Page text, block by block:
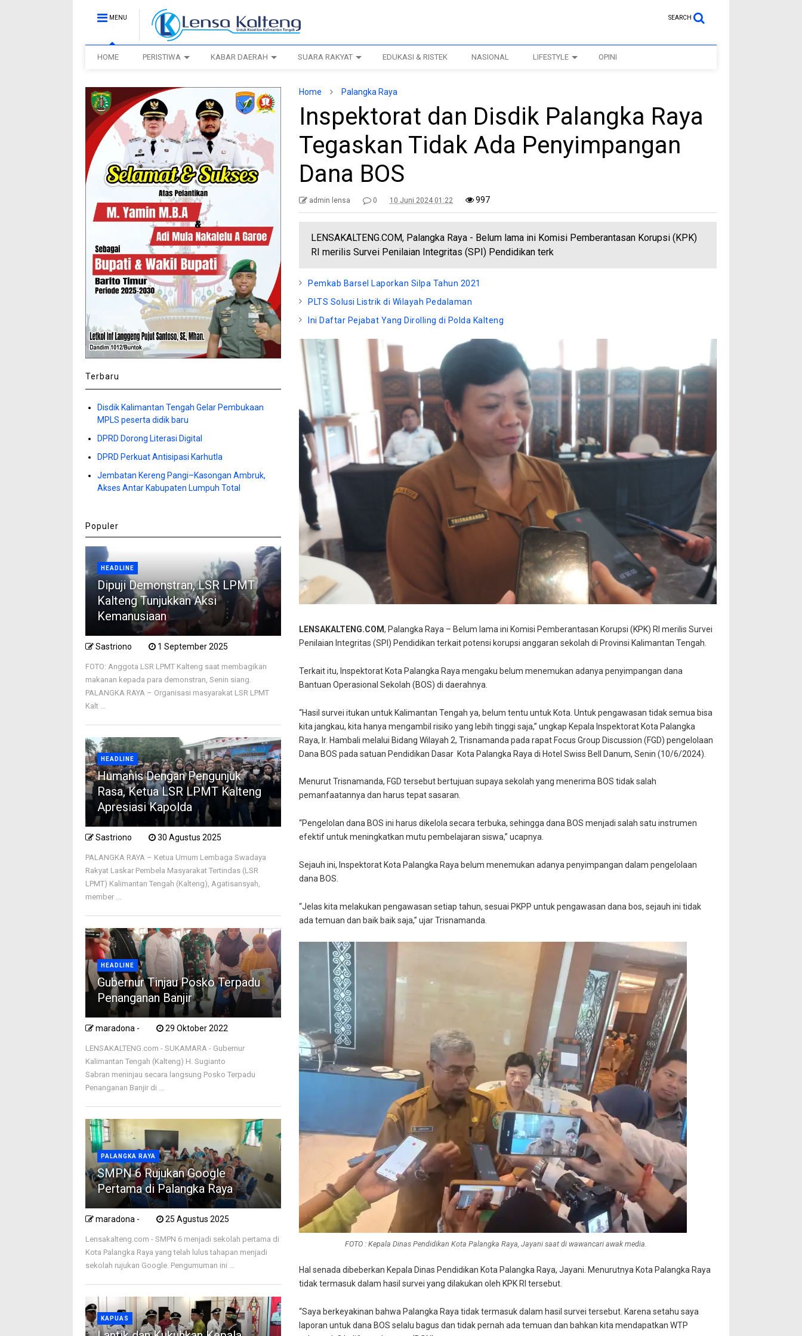
MENU SEARCH
HOME PERISTIWA KABAR DAERAH SUARA RAKYAT EDUKASI & RISTEK NASIONAL LIFESTYLE OPINI
Home Palangka Raya
Inspektorat dan Disdik Palangka Raya
Tegaskan Tidak Ada Penyimpangan
Dana BOS
admin lensa 0 10 Juni 2024 01:22 997
LENSAKALTENG.COM, Palangka Raya - Belum lama ini Komisi Pemberantasan Korupsi (KPK)
RI merilis Survei Penilaian Integritas (SPI) Pendidikan terk
Pemkab Barsel Laporkan Silpa Tahun 2021
PLTS Solusi Listrik di Wilayah Pedalaman
Ini Daftar Pejabat Yang Dirolling di Polda Kalteng
LENSAKALTENG.COM, Palangka Raya – Belum lama ini Komisi Pemberantasan Korupsi (KPK) RI merilis Survei
Penilaian Integritas (SPI) Pendidikan terkait potensi korupsi anggaran sekolah di Provinsi Kalimantan Tengah.
Terkait itu, Inspektorat Kota Palangka Raya mengaku belum menemukan adanya penyimpangan dana
Bantuan Operasional Sekolah (BOS) di daerahnya.
“Hasil survei itukan untuk Kalimantan Tengah ya, belum tentu untuk Kota. Untuk pengawasan tidak semua bisa
kita jangkau, kita hanya mengambil risiko yang lebih tinggi saja,” ungkap Kepala Inspektorat Kota Palangka
Raya, Ir. Hambali melalui Bidang Wilayah 2, Trisnamanda pada rapat Focus Group Discussion (FGD) pengelolaan
Dana BOS pada satuan Pendidikan Dasar Kota Palangka Raya di Hotel Swiss Bell Danum, Senin (10/6/2024).
Menurut Trisnamanda, FGD tersebut bertujuan supaya sekolah yang menerima BOS tidak salah
pemanfaatannya dan harus tepat sasaran.
“Pengelolan dana BOS ini harus dikelola secara terbuka, sehingga dana BOS menjadi salah satu instrumen
efektif untuk meningkatkan mutu pembelajaran siswa,” ucapnya.
Sejauh ini, Inspektorat Kota Palangka Raya belum menemukan adanya penyimpangan dalam pengelolaan
dana BOS.
“Jelas kita melakukan pengawasan setiap tahun, sesuai PKPP untuk pengawasan dana bos, sejauh ini tidak
ada temuan dan baik baik saja,” ujar Trisnamanda.
FOTO : Kepala Dinas Pendidikan Kota Palangka Raya, Jayani saat di wawancari awak media.
Hal senada dibeberkan Kepala Dinas Pendidikan Kota Palangka Raya, Jayani. Menurutnya Kota Palangka Raya
tidak termasuk dalam hasil survei yang dilakukan oleh KPK RI tersebut.
“Saya berkeyakinan bahwa Palangka Raya tidak termasuk dalam hasil survei tersebut. Karena setahu saya
laporan untuk dana BOS selalu bagus dan tidak pernah ada temuan dan bahkan kita mendapatkan WTP
Terbaru
Disdik Kalimantan Tengah Gelar Pembukaan
MPLS peserta didik baru
DPRD Dorong Literasi Digital
DPRD Perkuat Antisipasi Karhutla
Jembatan Kereng Pangi–Kasongan Ambruk,
Akses Antar Kabupaten Lumpuh Total
Populer
HEADLINE
Dipuji Demonstran, LSR LPMT
Kalteng Tunjukkan Aksi
Kemanusiaan
Sastriono 1 September 2025
FOTO: Anggota LSR LPMT Kalteng saat membagikan
makanan kepada para demonstran, Senin siang.
PALANGKA RAYA – Organisasi masyarakat LSR LPMT
Kalt ...
HEADLINE
Humanis Dengan Pengunjuk
Rasa, Ketua LSR LPMT Kalteng
Apresiasi Kapolda
Sastriono 30 Agustus 2025
PALANGKA RAYA – Ketua Umum Lembaga Swadaya
Rakyat Laskar Pembela Masyarakat Tertindas (LSR
LPMT) Kalimantan Tengah (Kalteng), Agatisansyah,
member ...
HEADLINE
Gubernur Tinjau Posko Terpadu
Penanganan Banjir
maradona - 29 Oktober 2022
LENSAKALTENG.com - SUKAMARA - Gubernur
Kalimantan Tengah (Kalteng) H. Sugianto
Sabran meninjau secara langsung Posko Terpadu
Penanganan Banjir di ...
PALANGKA RAYA
SMPN 6 Rujukan Google
Pertama di Palangka Raya
maradona - 25 Agustus 2025
Lensakalteng.com - SMPN 6 menjadi sekolah pertama di
Kota Palangka Raya yang telah lulus tahapan menjadi
sekolah rujukan Google. Pengumuman ini ...
KAPUAS